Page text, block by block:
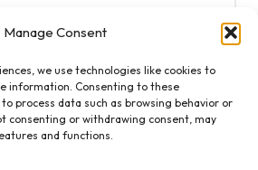
Manage Consent
we use technologies like cookies to
information. Consenting to these
process data such as browsing behavior or
consenting or withdrawing consent, may
and functions.